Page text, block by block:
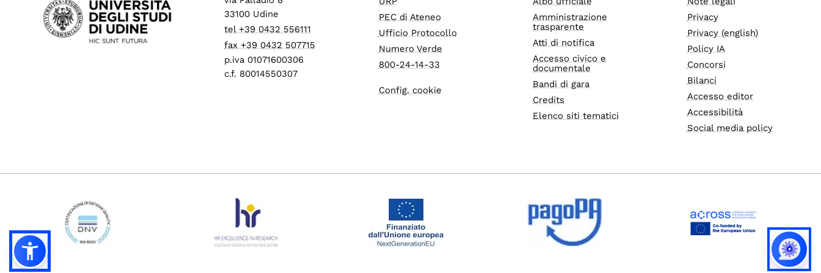
33100 Udine
tel +39 0432 556111
fax +39 0432 507715
p.iva 01071600306
c.f. 80014550307
PEC di Ateneo
Ufficio Protocollo
Numero Verde
800-24-14-33
Config. cookie
Amministrazione
trasparente
Atti di notifica
Accesso civico e
documentale
Bandi di gara
Credits
Elenco siti tematici
Privacy
Privacy (english)
Policy IA
Concorsi
Bilanci
Accesso editor
Accessibilità
Social media policy